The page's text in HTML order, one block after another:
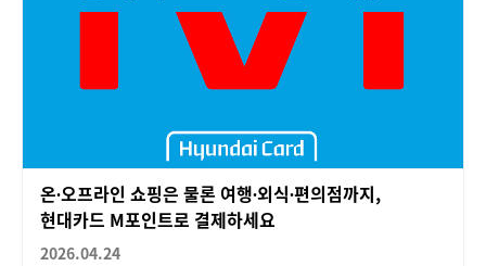
온∙오프라인 쇼핑은 물론 여행∙외식∙편의점까지,
현대카드 M포인트로 결제하세요
2026.04.24